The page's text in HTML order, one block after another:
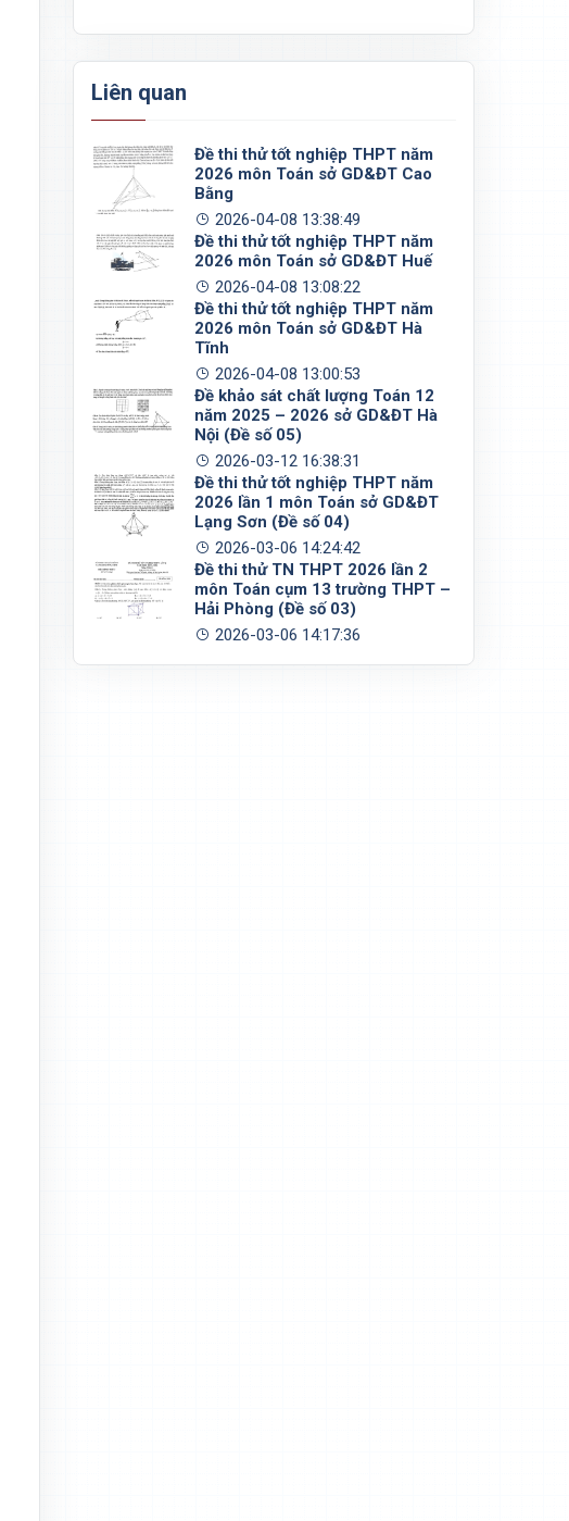
Liên quan
Đề thi thử tốt nghiệp THPT năm
2026 môn Toán sở GD&ĐT Cao
Bằng
2026-04-08 13:38:49
Đề thi thử tốt nghiệp THPT năm
2026 môn Toán sở GD&ĐT Huế
2026-04-08 13:08:22
Đề thi thử tốt nghiệp THPT năm
2026 môn Toán sở GD&ĐT Hà
Tĩnh
2026-04-08 13:00:53
Đề khảo sát chất lượng Toán 12
năm 2025 – 2026 sở GD&ĐT Hà
Nội (Đề số 05)
2026-03-12 16:38:31
Đề thi thử tốt nghiệp THPT năm
2026 lần 1 môn Toán sở GD&ĐT
Lạng Sơn (Đề số 04)
2026-03-06 14:24:42
Đề thi thử TN THPT 2026 lần 2
môn Toán cụm 13 trường THPT –
Hải Phòng (Đề số 03)
2026-03-06 14:17:36